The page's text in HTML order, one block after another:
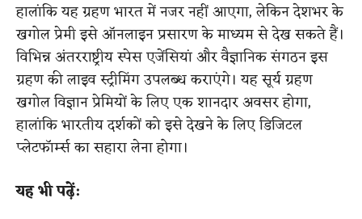
हालांकि यह ग्रहण भारत में नजर नहीं आएगा, लेकिन देशभर के
खगोल प्रेमी इसे ऑनलाइन प्रसारण के माध्यम से देख सकते हैं।
विभिन्न अंतरराष्ट्रीय स्पेस एजेंसियां और वैज्ञानिक संगठन इस
ग्रहण की लाइव स्ट्रीमिंग उपलब्ध कराएंगे। यह सूर्य ग्रहण
खगोल विज्ञान प्रेमियों के लिए एक शानदार अवसर होगा,
हालांकि भारतीय दर्शकों को इसे देखने के लिए डिजिटल
प्लेटफॉर्म्स का सहारा लेना होगा।
यह भी पढ़ें: